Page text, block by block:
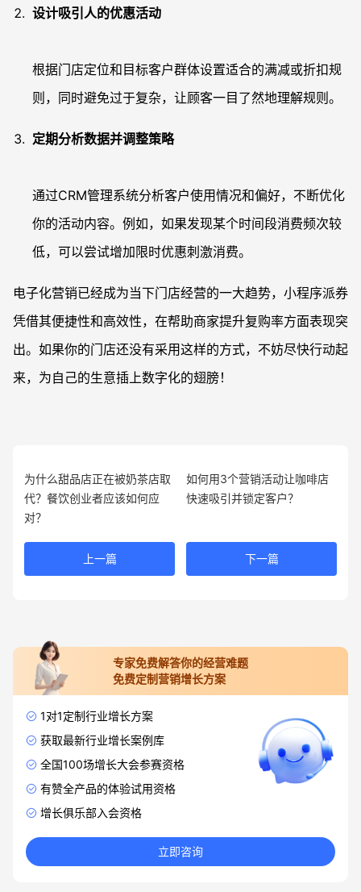
设计吸引人的优惠活动
根据门店定位和目标客户群体设置适合的满减或折扣规
则，同时避免过于复杂，让顾客一目了然地理解规则。
定期分析数据并调整策略
通过CRM管理系统分析客户使用情况和偏好，不断优化
你的活动内容。例如，如果发现某个时间段消费频次较
低，可以尝试增加限时优惠刺激消费。
电子化营销已经成为当下门店经营的一大趋势，小程序派券
凭借其便捷性和高效性，在帮助商家提升复购率方面表现突
出。如果你的门店还没有采用这样的方式，不妨尽快行动起
来，为自己的生意插上数字化的翅膀！
为什么甜品店正在被奶茶店取
代？餐饮创业者应该如何应
对？
上一篇
如何用3个营销活动让咖啡店
快速吸引并锁定客户？
下一篇
专家免费解答你的经营难题
免费定制营销增长方案
1对1定制行业增长方案
获取最新行业增长案例库
全国100场增长大会参赛资格
有赞全产品的体验试用资格
增长俱乐部入会资格
立即咨询